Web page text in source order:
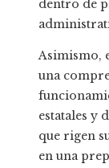
dentro de
Asimismo,
una
estatales y
que rigen
en una